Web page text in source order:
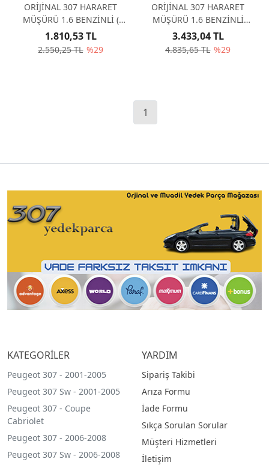
ORİJİNAL 307 HARARET
MÜŞÜRÜ 1.6 BENZİNLİ (
SİLİNDİR KAPAK) 24286
2.550,25 TL %29
1.810,53 TL
ORİJİNAL 307 HARARET
MÜŞÜRÜ 1.6 BENZİNLİ
TERMOSTAT KÜTÜK 3 GİRİŞ
MAVİ 1338A6
4.835,65 TL %29
3.433,04 TL
1
KATEGORİLER
Peugeot 307 - 2001-2005
Peugeot 307 Sw - 2001-2005
Peugeot 307 - Coupe
Cabriolet
Peugeot 307 - 2006-2008
Peugeot 307 Sw - 2006-2008
YARDIM
Sipariş Takibi
Arıza Formu
İade Formu
Sıkça Sorulan Sorular
Müşteri Hizmetleri
İletişim